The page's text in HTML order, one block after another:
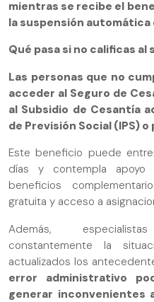
mientras se recibe el
la suspensión automática
Qué pasa si no calificas al
Las personas que no
acceder al Seguro de
al Subsidio de Cesantía
de Previsión Social (IPS)
Este beneficio puede
días y contempla
beneficios
gratuita y acceso a
Además,
constantemente la
actualizados los
error administrativo
generar inconvenientes